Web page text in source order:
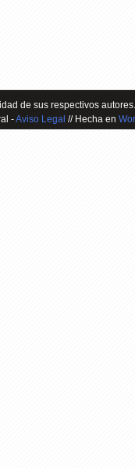
de sus respectivos
-Aviso Legal // Hecha en